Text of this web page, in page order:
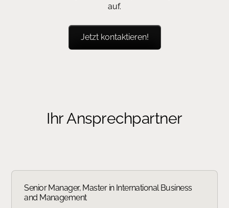
auf.
Jetzt kontaktieren!
Ihr Ansprechpartner
Senior Manager, Master in International Business
and Management